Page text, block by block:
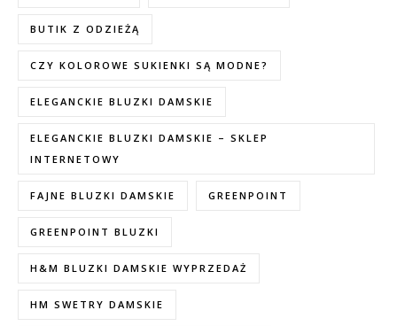
BUTIK Z ODZIEŻĄ
CZY KOLOROWE SUKIENKI SĄ MODNE?
ELEGANCKIE BLUZKI DAMSKIE
ELEGANCKIE BLUZKI DAMSKIE – SKLEP
INTERNETOWY
FAJNE BLUZKI DAMSKIE GREENPOINT
GREENPOINT BLUZKI
H&M BLUZKI DAMSKIE WYPRZEDAŻ
HM SWETRY DAMSKIE